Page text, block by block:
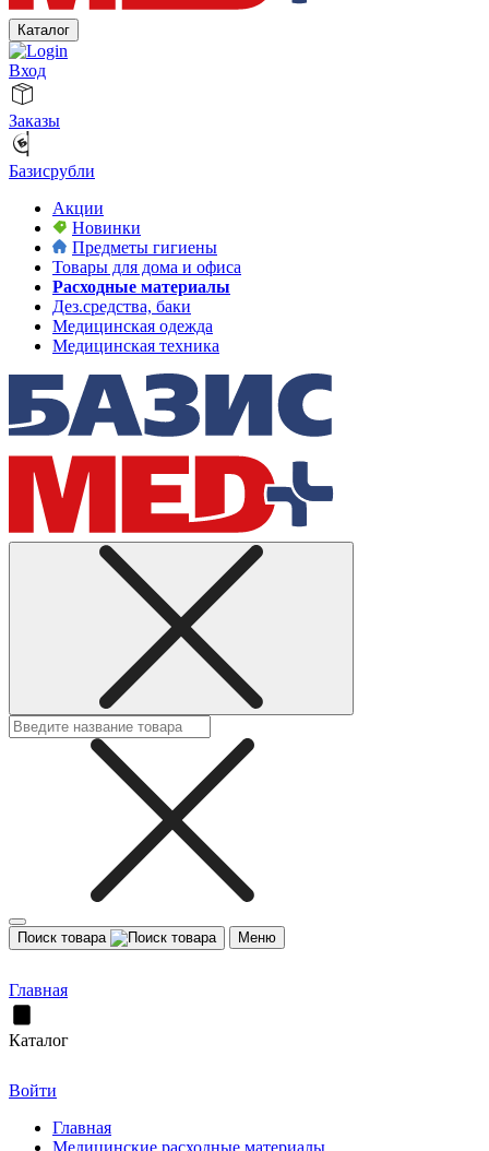
Каталог
Вход
Заказы
Базисрубли
Акции
Новинки
Предметы гигиены
Товары для дома и офиса
Расходные материалы
Дез.средства, баки
Медицинская одежда
Медицинская техника
Поиск товара Меню
Главная
Каталог
Войти
Главная
Медицинские расходные материалы